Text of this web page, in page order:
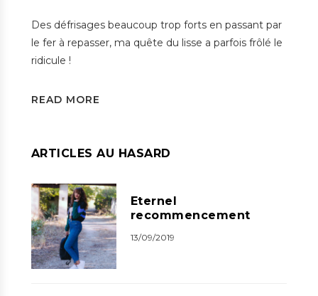
Des défrisages beaucoup trop forts en passant par
le fer à repasser, ma quête du lisse a parfois frôlé le
ridicule !
READ MORE
ARTICLES AU HASARD
Eternel
recommencement
13/09/2019